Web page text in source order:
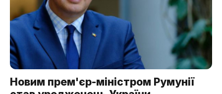
Новим прем'єр-міністром Румунії